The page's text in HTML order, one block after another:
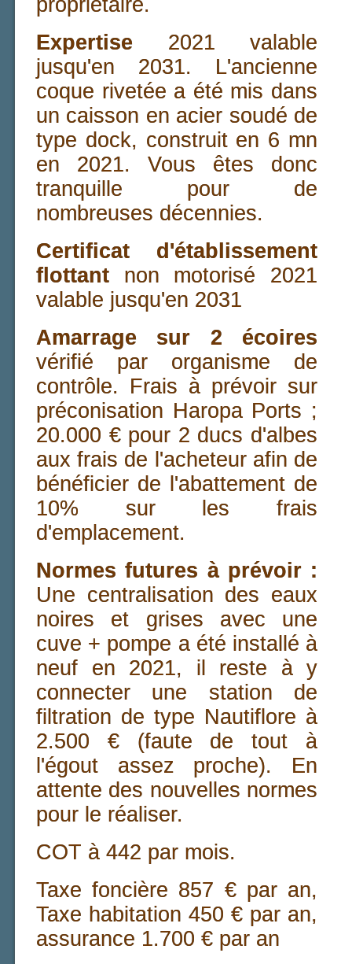
propriétaire.
Expertise 2021 valable
jusqu'en 2031. L'ancienne
coque rivetée a été mis dans
un caisson en acier soudé de
type dock, construit en 6 mn
en 2021. Vous êtes donc
tranquille pour de
nombreuses décennies.
Certificat d'établissement
flottant non motorisé 2021
valable jusqu'en 2031
Amarrage sur 2 écoires
vérifié par organisme de
contrôle. Frais à prévoir sur
préconisation Haropa Ports ;
20.000 € pour 2 ducs d'albes
aux frais de l'acheteur afin de
bénéficier de l'abattement de
10% sur les frais
d'emplacement.
Normes futures à prévoir :
Une centralisation des eaux
noires et grises avec une
cuve + pompe a été installé à
neuf en 2021, il reste à y
connecter une station de
filtration de type Nautiflore à
2.500 € (faute de tout à
l'égout assez proche). En
attente des nouvelles normes
pour le réaliser.
COT à 442 par mois.
Taxe foncière 857 € par an,
Taxe habitation 450 € par an,
assurance 1.700 € par an